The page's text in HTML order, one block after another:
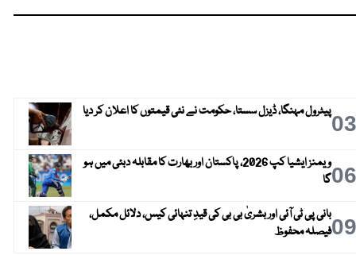
03پیٹرول مہنگا، ڈیزل سستا، حکومت نے نئی قیمتوں کا اعلان کر دیا
06
ویمنز ایشیا کپ 2026، پاکستان اور بھارت کا مقابلہ دبئی میں ہو
گا
09بانی پی ٹی آئی اور بشریٰ بی بی کی قیدِ تنہائی کیس، دلائل مکمل،
فیصلہ محفوظ